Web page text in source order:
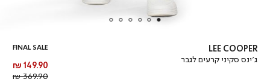
LEE COOPER
ג’ינס סקיני קרעים לגבר
FINAL SALE
מחיר
מוצר
149.90 ₪
369.90 ₪